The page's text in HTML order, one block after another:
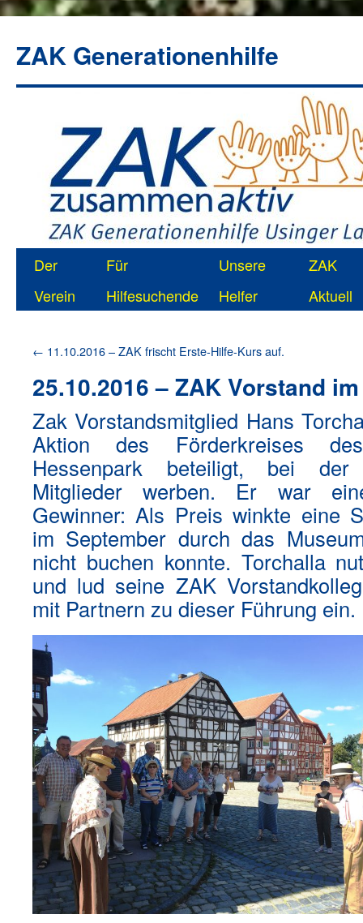
ZAK Generationenhilfe
Zum
Inhalt
Der
Verein
Für
Hilfesuchende
Unsere
Helfer
ZAK
Aktuell
← 11.10.2016 – ZAK frischt Erste-Hilfe-Kurs auf.
25.10.2016 – ZAK Vorstand
Zak Vorstandsmitglied Hans
Aktion des Förderkreises des
Hessenpark beteiligt, bei der
Mitglieder werben. Er war
Gewinner: Als Preis winkte eine
im September durch das
nicht buchen konnte. Torchalla
und lud seine ZAK
mit Partnern zu dieser Führung ein.